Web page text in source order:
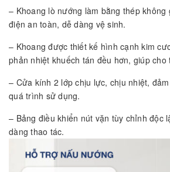
– Khoang lò nướng làm bằng thép không
điện an toàn, dễ dàng vệ sinh.
– Khoang được thiết kế hình cạnh kim
phản nhiệt khuếch tán đều hơn, giúp
– Cửa kính 2 lớp chịu lực, chịu nhiệt,
quá trình sử dụng.
– Bảng điều khiển nút vặn tùy chỉnh độc
dàng thao tác.